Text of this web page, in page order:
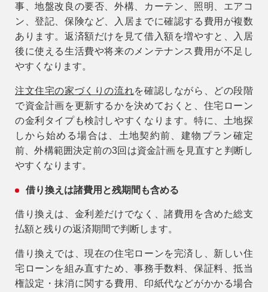
事、地盤改良の要否、外構、カーテン、照明、エアコ
ン、登記、保険など、入居までに確認する費用が複数
あります。返済額だけを見て借入額を増やすと、入居
後に使える生活費や将来のメンテナンス費用が不足し
やすくなります。
注文住宅の家づくりの流れを確認しながら、どの段階
で資金計画を更新するかを決めておくと、住宅ローン
の金利タイプも検討しやすくなります。特に、土地探
しから始める場合は、土地契約前、建物プラン確定
前、外構範囲決定前の3回は資金計画を見直すと判断し
やすくなります。
借り換えは諸費用と残期間も含める
借り換えは、金利差だけでなく、諸費用を含めた総支
払額と残りの返済期間で判断します。
借り換えでは、現在の住宅ローンを完済し、新しい住
宅ローンを組み直すため、事務手数料、保証料、抵当
権設定・抹消に関する費用、印紙代などがかかる場合